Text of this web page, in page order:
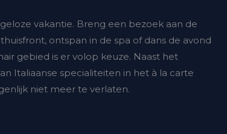
vakantie. Breng een bezoek aan de
ontspan in de spa of dans de avond
gebied is er volop keuze. Naast het
Italiaanse specialiteiten in het à la carte
niet meer te verlaten.